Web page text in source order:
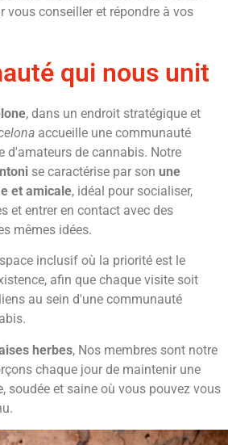
vous conseiller et répondre à vos
qui nous unit
, dans un endroit stratégique et
accueille une communauté
d'amateurs de cannabis. Notre
se caractérise par son une
et amicale, idéal pour socialiser,
et entrer en contact avec des
mêmes idées.
inclusif où la priorité est le
afin que chaque visite soit
au sein d'une communauté
herbes, Nos membres sont notre
chaque jour de maintenir une
soudée et saine où vous pouvez vous